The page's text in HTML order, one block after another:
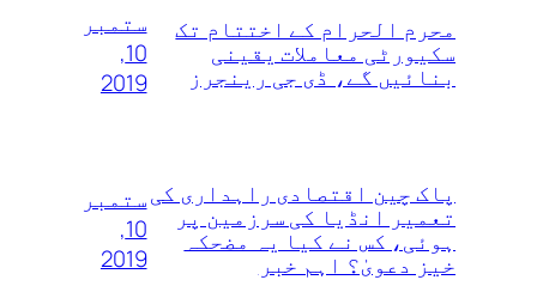
محرم الحرام کے اختتام تک
سکیورٹی معاملات یقینی
بنائیں گے، ڈی جی رینجرز
ستمبر
10,
2019
پاک چین اقتصادی راہداری کی
تعمیر انڈیا کی سرزمین پر
ہوئی، کس نے کیا یہ مضحکہ
خیز دعویٰ؟ اہم خبر
ستمبر
10,
2019